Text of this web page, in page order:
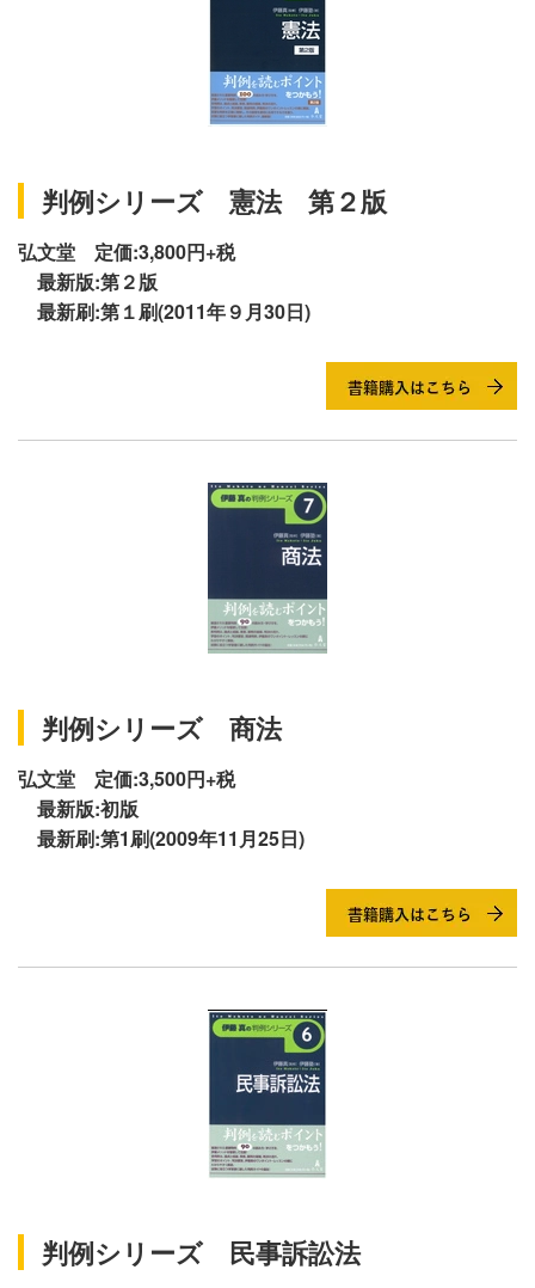
判例シリーズ 憲法 第２版
弘文堂 定価:3,800円+税
最新版:第２版
最新刷:第１刷(2011年９月30日)
判例シリーズ 商法
弘文堂 定価:3,500円+税
最新版:初版
最新刷:第1刷(2009年11月25日)
判例シリーズ 民事訴訟法